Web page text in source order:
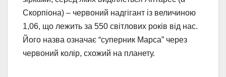
Скорпіона) – червоний надгігант із величиною
1,06, що лежить за 550 світлових років від нас.
Його назва означає “суперник Марса” через
червоний колір, схожий на планету.